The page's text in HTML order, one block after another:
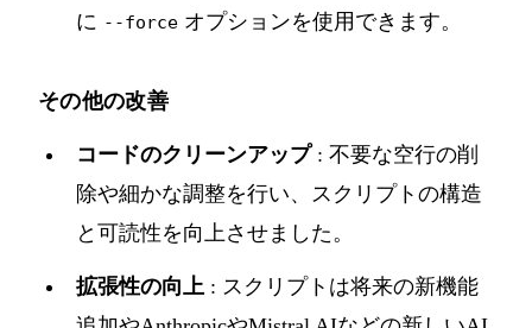
に --force オプションを使用できます。
その他の改善
コードのクリーンアップ: 不要な空行の削
除や細かな調整を行い、スクリプトの構造
と可読性を向上させました。
拡張性の向上 : スクリプトは将来の新機能